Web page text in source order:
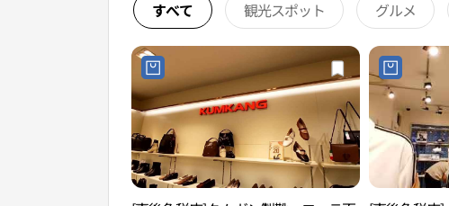
すべて 観光スポット グルメ